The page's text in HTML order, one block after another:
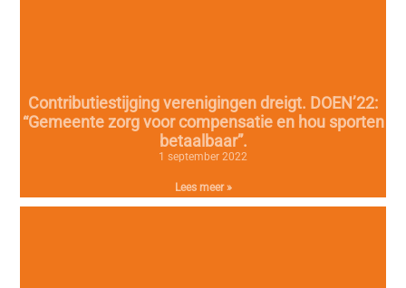
Contributiestijging verenigingen dreigt. DOEN’22:
“Gemeente zorg voor compensatie en hou sporten
betaalbaar”.
1 september 2022
Lees meer »